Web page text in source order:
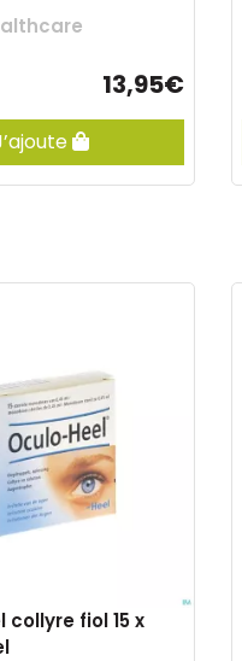
13,95€
collyre fiol 15 x